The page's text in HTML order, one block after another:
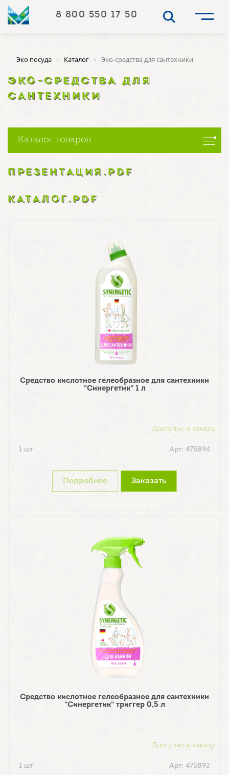
8 800 550 17 50
Эко посуда Каталог Эко-средства для сантехники
ЭКО-СРЕДСТВА ДЛЯ
САНТЕХНИКИ
Каталог товаров
ПРЕЗЕНТАЦИЯ.PDF
КАТАЛОГ.PDF
Средство кислотное гелеобразное для сантехники
"Синергетик" 1 л
Доступно к заказу
1 шт Арт: 475894
Подробнее Заказать
Средство кислотное гелеобразное для сантехники
"Синергетик" триггер 0,5 л
Доступно к заказу
1 шт Арт: 475892